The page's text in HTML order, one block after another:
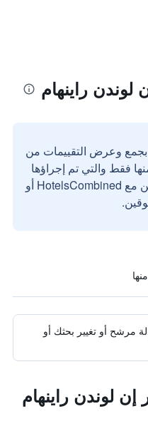
لوندن راينهام
بجمع وعرض التقييمات من
فقط والتي تم إجراؤها
بواسطة مستخدمين حقيقيين مع HotelsCombined أو
مرشح أو تغيير بحثك أو
إن لوندن راينهام